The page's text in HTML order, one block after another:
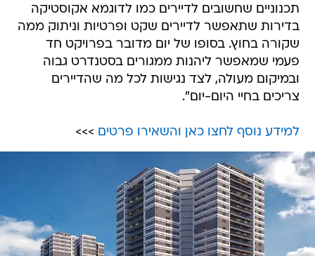
תכנוניים שחשובים לדיירים כמו לדוגמא אקוסטיקה
בדירות שתאפשר לדיירים שקט ופרטיות וניתוק ממה
שקורה בחוץ. בסופו של יום מדובר בפרויקט חד
פעמי שמאפשר ליהנות ממגורים בסטנדרט גבוה
ובמיקום מעולה, לצד נגישות לכל מה שהדיירים
צריכים בחיי היום-יום".
למידע נוסף לחצו כאן והשאירו פרטים >>>